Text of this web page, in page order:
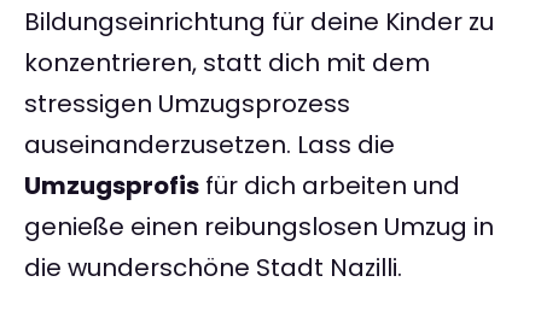
Bildungseinrichtung für deine Kinder zu
konzentrieren, statt dich mit dem
stressigen Umzugsprozess
auseinanderzusetzen. Lass die
Umzugsprofis für dich arbeiten und
genieße einen reibungslosen Umzug in
die wunderschöne Stadt Nazilli.